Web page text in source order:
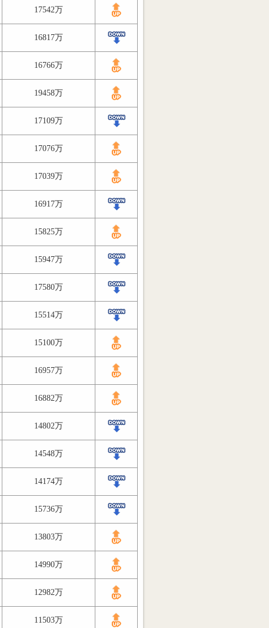
17542万
16817万
16766万
19458万
17109万
17076万
17039万
16917万
15825万
15947万
17580万
15514万
15100万
16957万
16882万
14802万
14548万
14174万
15736万
13803万
14990万
12982万
11503万